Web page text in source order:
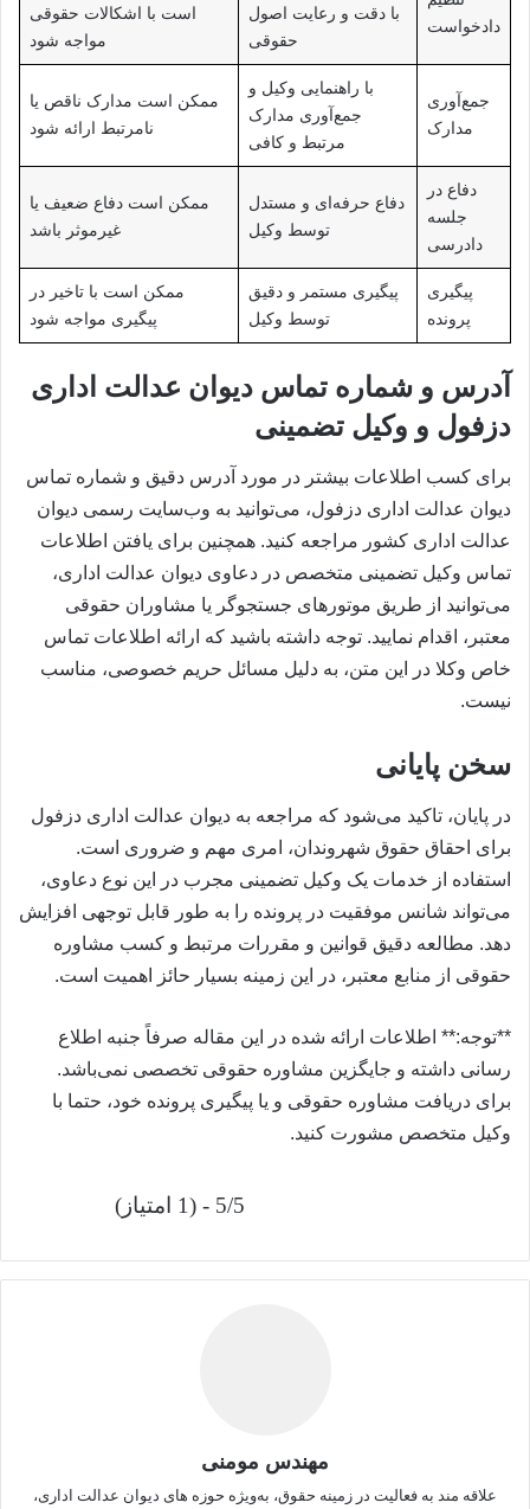
دادخواست
با دقت و رعایت اصول
حقوقی
است با اشکالات حقوقی
مواجه شود
جمع‌آوری
مدارک
با راهنمایی وکیل و
جمع‌آوری مدارک
مرتبط و کافی
ممکن است مدارک ناقص یا
نامرتبط ارائه شود
دفاع در
جلسه
دادرسی
دفاع حرفه‌ای و مستدل
توسط وکیل
ممکن است دفاع ضعیف یا
غیرموثر باشد
پیگیری
پرونده
پیگیری مستمر و دقیق
توسط وکیل
ممکن است با تاخیر در
پیگیری مواجه شود
آدرس و شماره تماس دیوان عدالت اداری
دزفول و وکیل تضمینی
برای کسب اطلاعات بیشتر در مورد آدرس دقیق و شماره تماس
دیوان عدالت اداری دزفول، می‌توانید به وب‌سایت رسمی دیوان
عدالت اداری کشور مراجعه کنید. همچنین برای یافتن اطلاعات
تماس وکیل تضمینی متخصص در دعاوی دیوان عدالت اداری،
می‌توانید از طریق موتورهای جستجوگر یا مشاوران حقوقی
معتبر، اقدام نمایید. توجه داشته باشید که ارائه اطلاعات تماس
خاص وکلا در این متن، به دلیل مسائل حریم خصوصی، مناسب
نیست.
سخن پایانی
در پایان، تاکید می‌شود که مراجعه به دیوان عدالت اداری دزفول
برای احقاق حقوق شهروندان، امری مهم و ضروری است.
استفاده از خدمات یک وکیل تضمینی مجرب در این نوع دعاوی،
می‌تواند شانس موفقیت در پرونده را به طور قابل توجهی افزایش
دهد. مطالعه دقیق قوانین و مقررات مرتبط و کسب مشاوره
حقوقی از منابع معتبر، در این زمینه بسیار حائز اهمیت است.
**توجه:** اطلاعات ارائه شده در این مقاله صرفاً جنبه اطلاع
رسانی داشته و جایگزین مشاوره حقوقی تخصصی نمی‌باشد.
برای دریافت مشاوره حقوقی و یا پیگیری پرونده خود، حتما با
وکیل متخصص مشورت کنید.
5/5 - (1 امتیاز)
مهندس مومنی
علاقه مند به فعالیت در زمینه حقوق، به‌ویژه حوزه های دیوان عدالت اداری،